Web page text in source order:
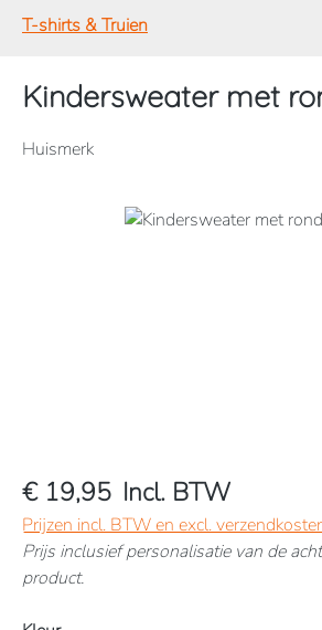
T-shirts & Truien
Kindersweater met
Huismerk
Afbeeldingengalerij overslaan
€ 19,95 Incl. BTW
Prijzen incl. BTW en excl.
Prijs inclusief personalisatie van de
product.